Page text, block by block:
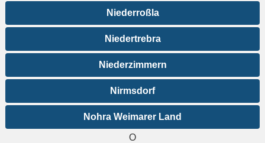
Niederroßla
Niedertrebra
Niederzimmern
Nirmsdorf
Nohra Weimarer Land
O